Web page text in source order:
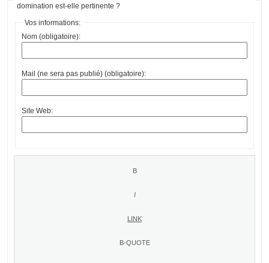
domination est-elle pertinente ?
Vos informations:
Nom (obligatoire):
Mail (ne sera pas publié) (obligatoire):
Site Web: